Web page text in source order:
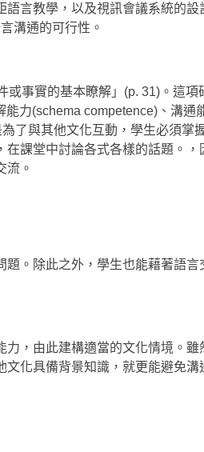
言教學，以及視訊會議系統的設
溝通的可行性。
事實的基本瞭解」(p. 31)。這
力(schema competence)、溝通
了與其他文化互動，學生必須掌
課堂中討論各式各樣的話題。
流。
。除此之外，學生也能藉著語
，由此建構適當的文化情境。
化具備背景知識，就更能避免